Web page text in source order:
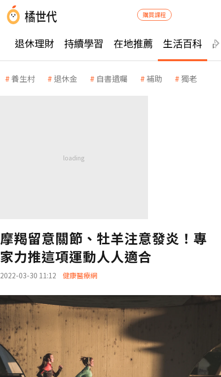
購買課程
退休理財 持續學習 在地推薦 生活百科
養生村 退休金 自書遺囑 補助 獨老
摩羯留意關節、牡羊注意發炎！專
家力推這項運動人人適合
2022-03-30 11:12 健康醫療網